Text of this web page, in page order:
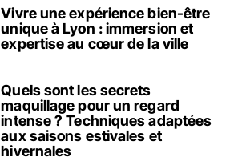
Vivre une expérience bien-être
unique à Lyon : immersion et
expertise au cœur de la ville
Quels sont les secrets
maquillage pour un regard
intense ? Techniques adaptées
aux saisons estivales et
hivernales